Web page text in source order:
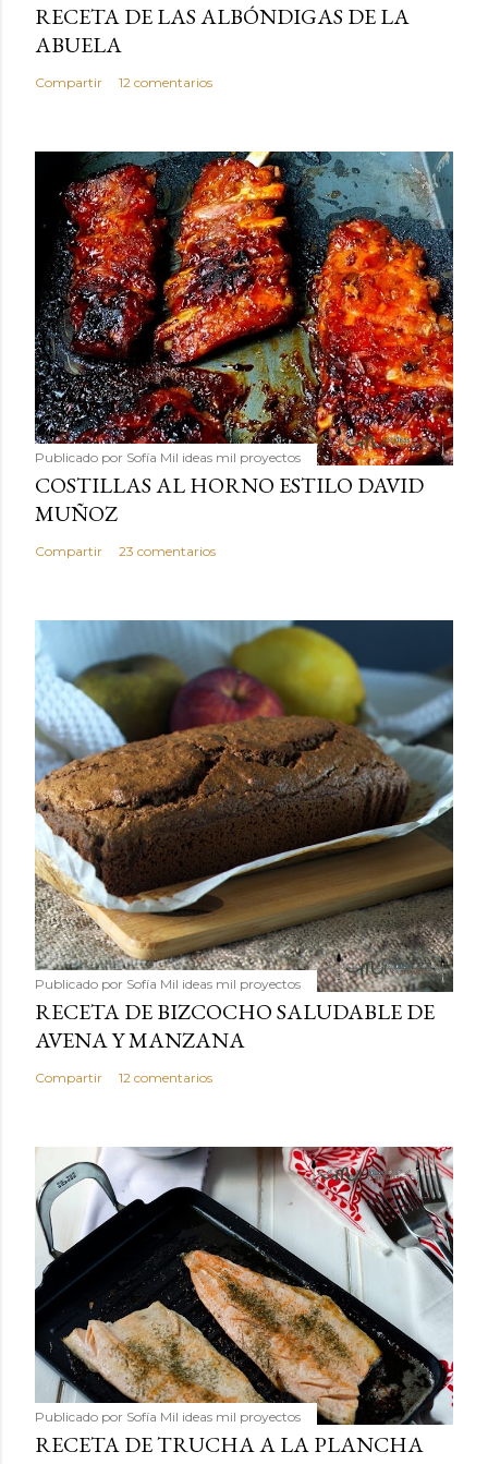
RECETA DE LAS ALBÓNDIGAS DE LA
ABUELA
Compartir 12 comentarios
Publicado por Sofía Mil ideas mil proyectos
COSTILLAS AL HORNO ESTILO DAVID
MUÑOZ
Compartir 23 comentarios
Publicado por Sofía Mil ideas mil proyectos
RECETA DE BIZCOCHO SALUDABLE DE
AVENA Y MANZANA
Compartir 12 comentarios
Publicado por Sofía Mil ideas mil proyectos
RECETA DE TRUCHA A LA PLANCHA